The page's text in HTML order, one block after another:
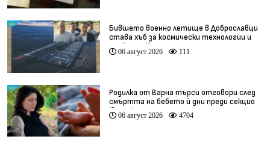
Бившето военно летище в Доброславци
става хъб за космически технологии и
иновации (видео)
06 август 2026 111
Родилка от Варна търси отговори след
смъртта на бебето ѝ дни преди секцио
(видео)
06 август 2026 4704